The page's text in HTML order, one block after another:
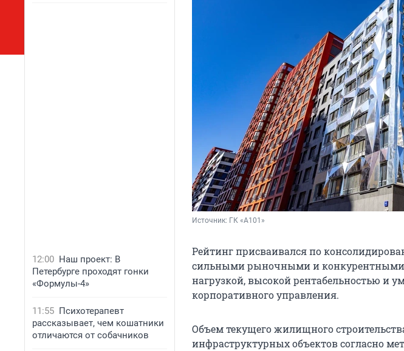
12:00 Наш проект: В
Петербурге проходят гонки
«Формулы-4»
11:55 Психотерапевт
рассказывает, чем кошатники
отличаются от собачников
Источник: ГК «А101»
Рейтинг присваивался по
сильными рыночными и конкурентными
нагрузкой, высокой рентабельностью и
корпоративного управления.
Объем текущего жилищного
инфраструктурных объектов согласно